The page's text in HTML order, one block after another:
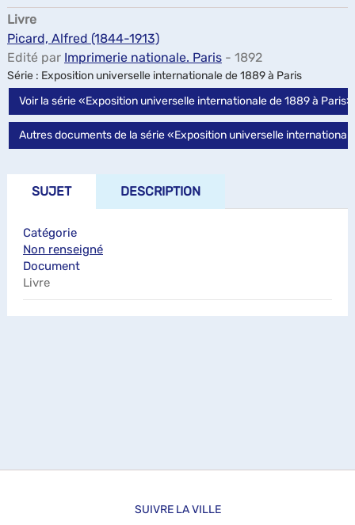
Livre
Picard, Alfred (1844-1913)
Edité par Imprimerie nationale. Paris - 1892
Série : Exposition universelle internationale de 1889 à Paris
Voir la série «Exposition universelle internationale de 1889 à Paris»
Autres documents de la série «Exposition universelle
SUJET DESCRIPTION
Catégorie
Non renseigné
Document
Livre
SUIVRE LA VILLE